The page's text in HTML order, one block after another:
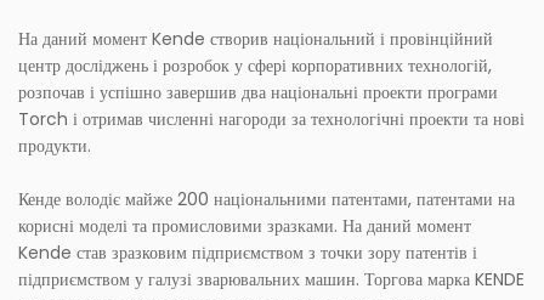
На даний момент Kende створив національний і провінційний
центр досліджень і розробок у сфері корпоративних технологій,
розпочав і успішно завершив два національні проекти програми
Torch і отримав численні нагороди за технологічні проекти та нові
продукти.
Кенде володіє майже 200 національними патентами, патентами на
корисні моделі та промисловими зразками. На даний момент
Kende став зразковим підприємством з точки зору патентів і
підприємством у галузі зварювальних машин. Торгова марка KENDE